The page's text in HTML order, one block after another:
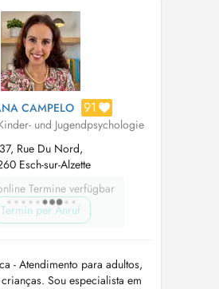
différents domaines de la
avec de...
CAMPELO 91
und Jugendpsychologie
37, Rue Du Nord,
Esch-sur-Alzette
Termine verfügbar
Termin per Anruf
- Atendimento para adultos,
Sou especialista em